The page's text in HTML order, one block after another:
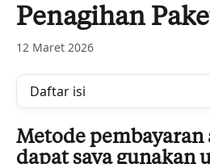
Penagihan
12 Maret 2026
Daftar isi
Metode pembayaran
dapat saya gunakan